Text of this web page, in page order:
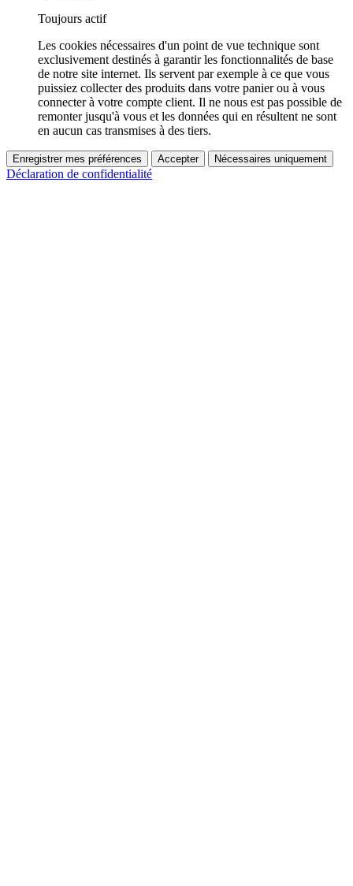
Toujours actif
Les cookies nécessaires d'un point de vue technique sont
exclusivement destinés à garantir les fonctionnalités de base
de notre site internet. Ils servent par exemple à ce que vous
puissiez collecter des produits dans votre panier ou à vous
connecter à votre compte client. Il ne nous est pas possible de
remonter jusqu'à vous et les données qui en résultent ne sont
en aucun cas transmises à des tiers.
Enregistrer mes préférences Accepter Nécessaires uniquement
Déclaration de confidentialité